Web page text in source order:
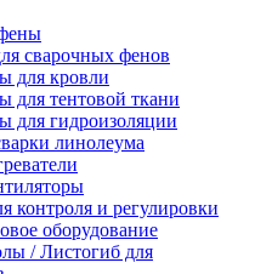
сварочных фенов
для кровли
для тентовой ткани
для гидроизоляции
линолеума
контроля и регулировки
оборудование
/ Листогиб для